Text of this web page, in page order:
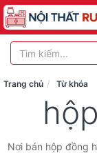
Trang chủ Từ khóa
Nơi bán hộp đồng